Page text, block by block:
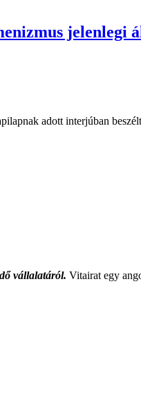
jelenlegi
adott interjúban
vállalatáról. Vitairat egy